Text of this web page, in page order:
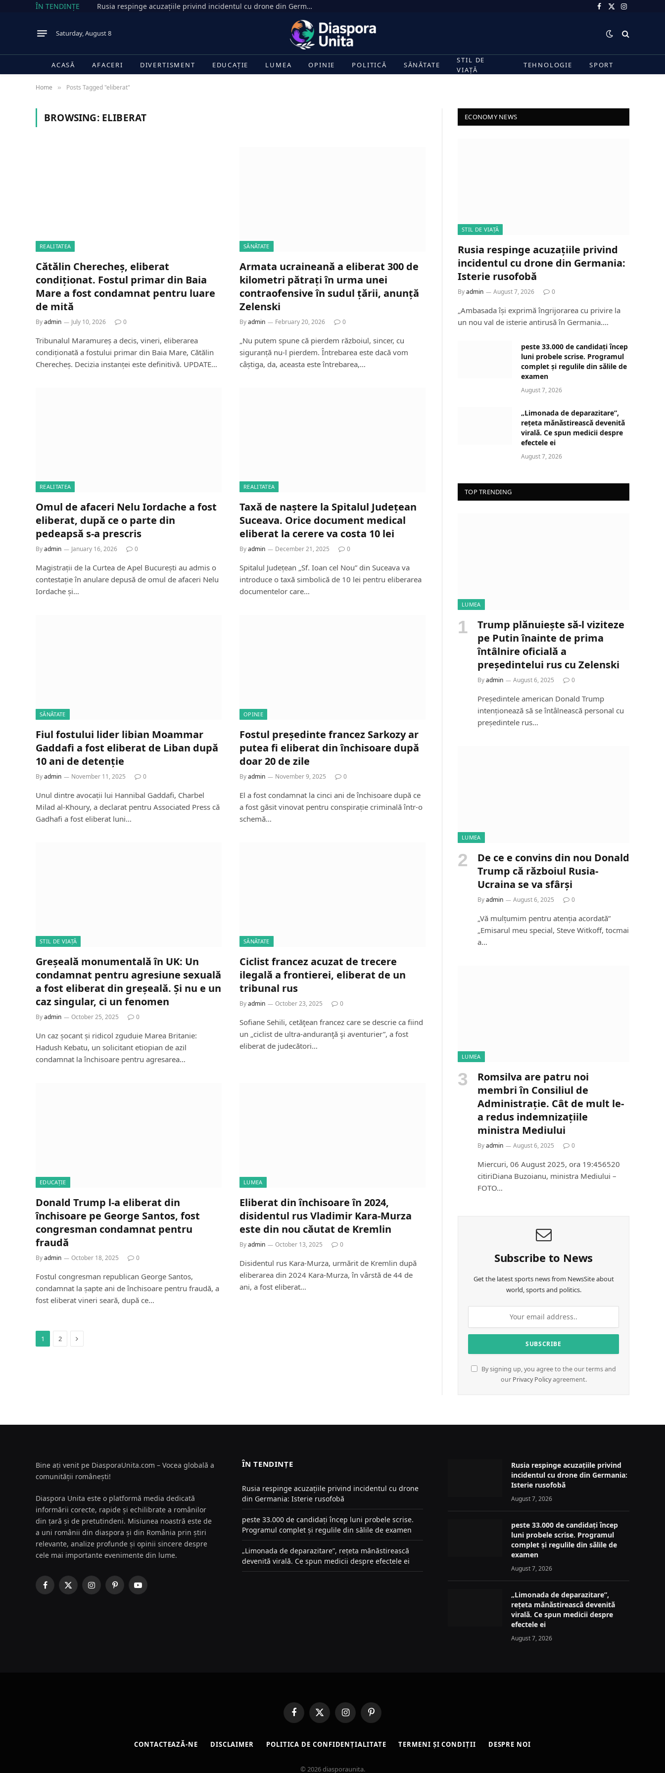
ÎN TENDINȚE Rusia respinge acuzațiile privind incidentul cu drone din Germania: Isterie rusofobă Facebook
X
Instagram
Saturday, August 8
ACASĂ AFACERI DIVERTISMENT EDUCAȚIE LUMEA OPINIE POLITICĂ SĂNĂTATE
STIL DE
VIAȚĂ
TEHNOLOGIE SPORT
Home » Posts Tagged "eliberat"
BROWSING: ELIBERAT
REALITATEA
Cătălin Cherecheș, eliberat
condiționat. Fostul primar din Baia
Mare a fost condamnat pentru luare
de mită
Byadmin July 10, 2026 0
Tribunalul Maramureș a decis, vineri, eliberarea
condiționată a fostului primar din Baia Mare, Cătălin
Cherecheș. Decizia instanței este definitivă. UPDATE…
SĂNĂTATE
Armata ucraineană a eliberat 300 de
kilometri pătrați în urma unei
contraofensive în sudul țării, anunță
Zelenski
Byadmin February 20, 2026 0
„Nu putem spune că pierdem războiul, sincer, cu
siguranță nu-l pierdem. Întrebarea este dacă vom
câștiga, da, aceasta este întrebarea,…
REALITATEA
Omul de afaceri Nelu Iordache a fost
eliberat, după ce o parte din
pedeapsă s-a prescris
Byadmin January 16, 2026 0
Magistrații de la Curtea de Apel București au admis o
contestație în anulare depusă de omul de afaceri Nelu
Iordache și…
REALITATEA
Taxă de naștere la Spitalul Județean
Suceava. Orice document medical
eliberat la cerere va costa 10 lei
Byadmin December 21, 2025 0
Spitalul Județean „Sf. Ioan cel Nou” din Suceava va
introduce o taxă simbolică de 10 lei pentru eliberarea
documentelor care…
SĂNĂTATE
Fiul fostului lider libian Moammar
Gaddafi a fost eliberat de Liban după
10 ani de detenție
Byadmin November 11, 2025 0
Unul dintre avocații lui Hannibal Gaddafi, Charbel
Milad al-Khoury, a declarat pentru Associated Press că
Gadhafi a fost eliberat luni…
OPINIE
Fostul președinte francez Sarkozy ar
putea fi eliberat din închisoare după
doar 20 de zile
Byadmin November 9, 2025 0
El a fost condamnat la cinci ani de închisoare după ce
a fost găsit vinovat pentru conspirație criminală într-o
schemă…
STIL DE VIAȚĂ
Greșeală monumentală în UK: Un
condamnat pentru agresiune sexuală
a fost eliberat din greșeală. Și nu e un
caz singular, ci un fenomen
Byadmin October 25, 2025 0
Un caz șocant și ridicol zguduie Marea Britanie:
Hadush Kebatu, un solicitant etiopian de azil
condamnat la închisoare pentru agresarea…
SĂNĂTATE
Ciclist francez acuzat de trecere
ilegală a frontierei, eliberat de un
tribunal rus
Byadmin October 23, 2025 0
Sofiane Sehili, cetăţean francez care se descrie ca fiind
un „ciclist de ultra-anduranţă şi aventurier”, a fost
eliberat de judecători…
EDUCAȚIE
Donald Trump l-a eliberat din
închisoare pe George Santos, fost
congresman condamnat pentru
fraudă
Byadmin October 18, 2025 0
Fostul congresman republican George Santos,
condamnat la șapte ani de închisoare pentru fraudă, a
fost eliberat vineri seară, după ce…
LUMEA
Eliberat din închisoare în 2024,
disidentul rus Vladimir Kara-Murza
este din nou căutat de Kremlin
Byadmin October 13, 2025 0
Disidentul rus Kara-Murza, urmărit de Kremlin după
eliberarea din 2024 Kara-Murza, în vârstă de 44 de
ani, a fost eliberat…
1 2 Next
ECONOMY NEWS
STIL DE VIAȚĂ
Rusia respinge acuzațiile privind
incidentul cu drone din Germania:
Isterie rusofobă
Byadmin August 7, 2026 0
„Ambasada își exprimă îngrijorarea cu privire la
un nou val de isterie antirusă în Germania.…
peste 33.000 de candidați încep
luni probele scrise. Programul
complet și regulile din sălile de
examen
August 7, 2026
„Limonada de deparazitare”,
rețeta mănăstirească devenită
virală. Ce spun medicii despre
efectele ei
August 7, 2026
TOP TRENDING
LUMEA
Trump plănuiește să-l viziteze
pe Putin înainte de prima
întâlnire oficială a
președintelui rus cu Zelenski
Byadmin August 6, 2025 0
Președintele american Donald Trump
intenționează să se întâlnească personal cu
președintele rus…
LUMEA
De ce e convins din nou Donald
Trump că războiul Rusia-
Ucraina se va sfârși
Byadmin August 6, 2025 0
„Vă mulțumim pentru atenția acordată”
„Emisarul meu special, Steve Witkoff, tocmai
a…
LUMEA
Romsilva are patru noi
membri în Consiliul de
Administrație. Cât de mult le-
a redus indemnizațiile
ministra Mediului
Byadmin August 6, 2025 0
Miercuri, 06 August 2025, ora 19:456520
citiriDiana Buzoianu, ministra Mediului –
FOTO…
Subscribe to News
Get the latest sports news from NewsSite about
world, sports and politics.
By signing up, you agree to the our terms and
our Privacy Policyagreement.
Bine ați venit pe DiasporaUnita.com – Vocea globală a
comunității românești!
Diaspora Unita este o platformă media dedicată
informării corecte, rapide și echilibrate a românilor
din țară și de pretutindeni. Misiunea noastră este de
a uni românii din diaspora și din România prin știri
relevante, analize profunde și opinii sincere despre
cele mai importante evenimente din lume.
Facebook
X
InstagramPinterestYouTube
ÎN TENDINȚE
Rusia respinge acuzațiile privind incidentul cu drone
din Germania: Isterie rusofobă
peste 33.000 de candidați încep luni probele scrise.
Programul complet și regulile din sălile de examen
„Limonada de deparazitare”, rețeta mănăstirească
devenită virală. Ce spun medicii despre efectele ei
Rusia respinge acuzațiile privind
incidentul cu drone din Germania:
Isterie rusofobă
August 7, 2026
peste 33.000 de candidați încep
luni probele scrise. Programul
complet și regulile din sălile de
examen
August 7, 2026
„Limonada de deparazitare”,
rețeta mănăstirească devenită
virală. Ce spun medicii despre
efectele ei
August 7, 2026
FacebookX
(Twitter)
InstagramPinterest
CONTACTEAZĂ-NE DISCLAIMER POLITICA DE CONFIDENȚIALITATE TERMENI ȘI CONDIȚII DESPRE NOI
© 2026 diasporaunita.